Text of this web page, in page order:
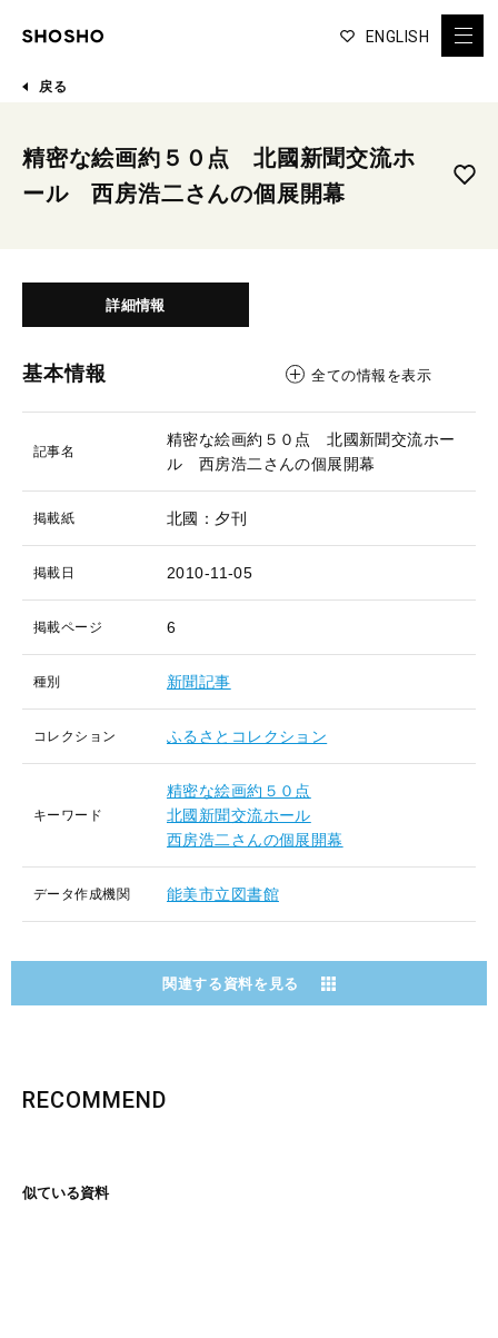
ENGLISH
戻る
精密な絵画約５０点 北國新聞交流ホ
ール 西房浩二さんの個展開幕
詳細情報
基本情報 全ての情報を表示
記事名
精密な絵画約５０点 北國新聞交流ホー
ル 西房浩二さんの個展開幕
掲載紙 北國：夕刊
掲載日 2010-11-05
掲載ページ 6
種別 新聞記事
コレクション ふるさとコレクション
キーワード
精密な絵画約５０点
北國新聞交流ホール
西房浩二さんの個展開幕
データ作成機関 能美市立図書館
関連する資料を見る
RECOMMEND
似ている資料